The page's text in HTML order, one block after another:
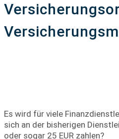
Es wird für viele
sich an der bisherigen
oder sogar 25 EUR zahlen?